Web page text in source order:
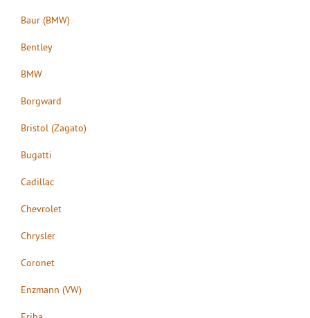
Baur (BMW)
Bentley
BMW
Borgward
Bristol (Zagato)
Bugatti
Cadillac
Chevrolet
Chrysler
Coronet
Enzmann (VW)